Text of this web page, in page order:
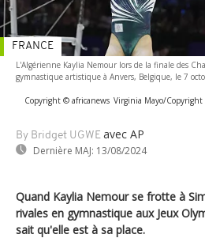
L'Algérienne Kaylia Nemour lors de la finale des
gymnastique artistique à Anvers, Belgique, le 7
Copyright © africanews Virginia Mayo/Copyright
By Bridget UGWE avec AP
Dernière MAJ: 13/08/2024
FRANCE
Quand Kaylia Nemour se frotte à
rivales en gymnastique aux Jeux
sait qu'elle est à sa place.